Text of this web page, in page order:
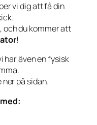
vi dig att få din
och du kommer att
!
har även en fysisk
på sidan.